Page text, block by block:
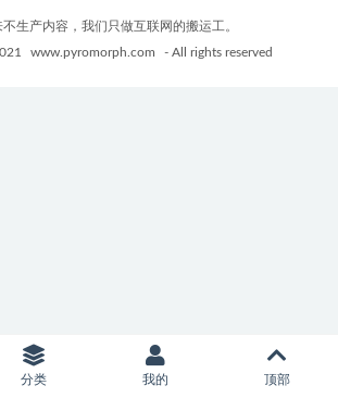
生产内容，我们只做互联网的搬运工。
www.pyromorph.com - All rights reserved
分类 我的 顶部